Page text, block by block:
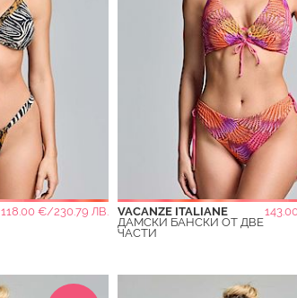
118.00 €/230.79 ЛВ.
VACANZE ITALIANE
ДАМСКИ БАНСКИ ОТ ДВЕ
ЧАСТИ